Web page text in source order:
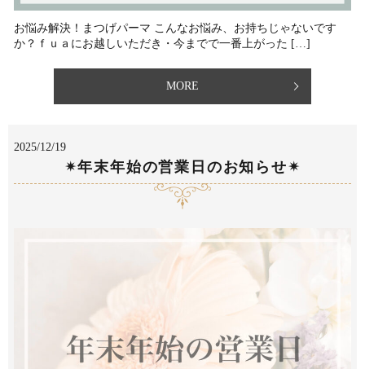
お悩み解決！まつげパーマ こんなお悩み、お持ちじゃないです
か？⁡ｆｕａにお越しいただき⁡・今までで一番上がった […]
MORE
2025/12/19
✴︎年末年始の営業日のお知らせ✴︎